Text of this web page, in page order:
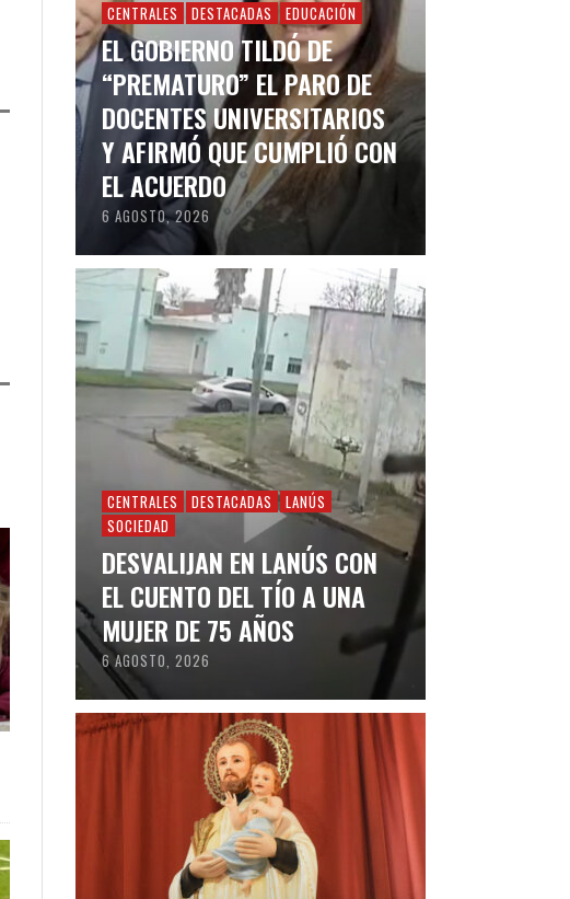
CENTRALES DESTACADAS EDUCACIÓN
EL GOBIERNO TILDÓ DE
“PREMATURO” EL PARO DE
DOCENTES UNIVERSITARIOS
Y AFIRMÓ QUE CUMPLIÓ CON
EL ACUERDO
6 AGOSTO, 2026
CENTRALES DESTACADAS
LANÚS
SOCIEDAD
DESVALIJAN EN LANÚS CON
EL CUENTO DEL TÍO A UNA
MUJER DE 75 AÑOS
6 AGOSTO, 2026